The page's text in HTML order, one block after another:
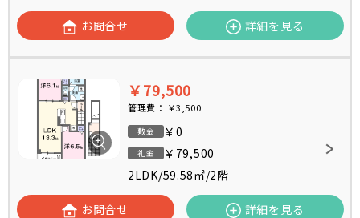
お問合せ 詳細を見る
￥79,500
管理費： ￥3,500
敷金 ￥0
礼金
￥79,500
2LDK/59.58㎡/2階
お問合せ 詳細を見る